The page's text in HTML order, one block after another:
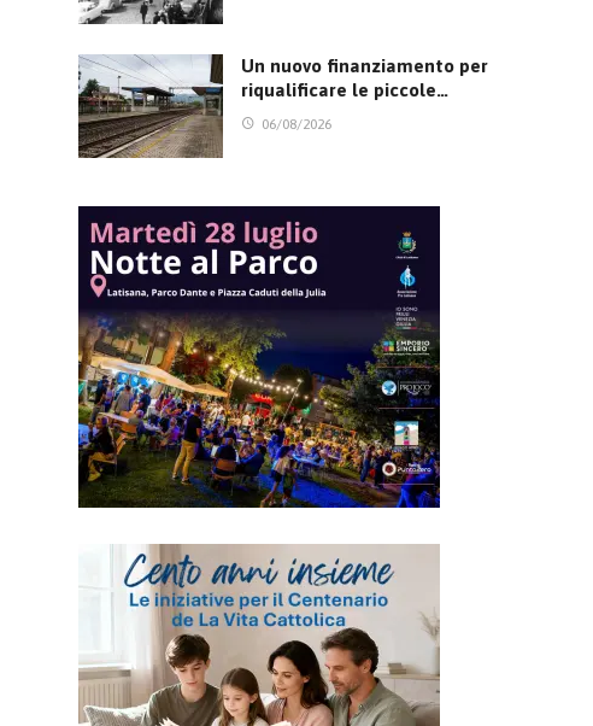
Un nuovo finanziamento per
riqualificare le piccole…
06/08/2026